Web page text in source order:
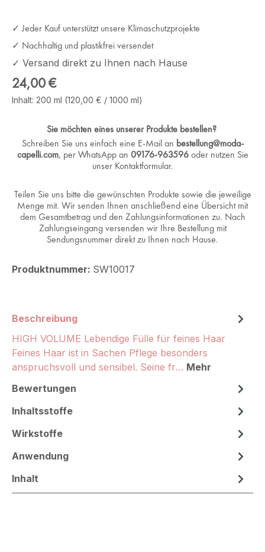
✓ Jeder Kauf unterstützt unsere Klimaschutzprojekte
✓ Nachhaltig und plastikfrei versendet
✓ Versand direkt zu Ihnen nach Hause
Regulärer Preis:
24,00 €
Inhalt: 200 ml (120,00 € / 1000 ml)
Sie möchten eines unserer Produkte bestellen?
Schreiben Sie uns einfach eine E-Mail an bestellung@moda-
capelli.com, per WhatsApp an 09176-963596oder nutzen Sie
unser Kontaktformular.
Teilen Sie uns bitte die gewünschten Produkte sowie die jeweilige
Menge mit. Wir senden Ihnen anschließend eine Übersicht mit
dem Gesamtbetrag und den Zahlungsinformationen zu. Nach
Zahlungseingang versenden wir Ihre Bestellung mit
Sendungsnummer direkt zu Ihnen nach Hause.
Produktnummer: SW10017
Beschreibung
HIGH VOLUME Lebendige Fülle für feines Haar
Feines Haar ist in Sachen Pflege besonders
anspruchsvoll und sensibel. Seine fr… Mehr
Bewertungen
Inhaltsstoffe
Wirkstoffe
Anwendung
Inhalt